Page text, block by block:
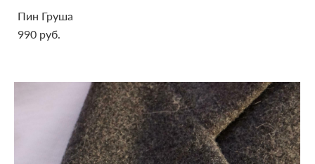
Пин Груша
990 pуб.